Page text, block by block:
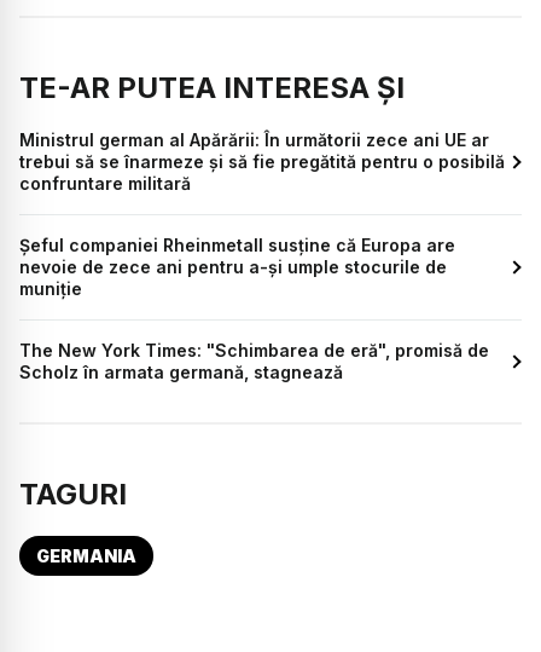
TE-AR PUTEA INTERESA ȘI
Ministrul german al Apărării: În următorii zece ani UE ar
trebui să se înarmeze și să fie pregătită pentru o posibilă
confruntare militară
Șeful companiei Rheinmetall susține că Europa are
nevoie de zece ani pentru a-și umple stocurile de
muniție
The New York Times: "Schimbarea de eră", promisă de
Scholz în armata germană, stagnează
TAGURI
GERMANIA